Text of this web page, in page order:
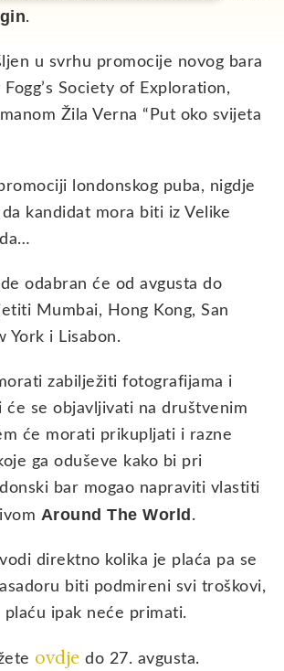
.
u svrhu promocije novog bara
Society of Exploration,
Žila Verna “Put oko svijeta
londonskog puba, nigdje
kandidat mora biti iz Velike
odabran će od avgusta do
Mumbai, Hong Kong, San
York i Lisabon.
zabilježiti fotografijama i
će se objavljivati na društvenim
će morati prikupljati i razne
ga oduševe kako bi pri
bar mogao napraviti vlastiti
Around The World .
direktno kolika je plaća pa se
biti podmireni svi troškovi,
ipak neće primati.
ovdje do 27. avgusta.